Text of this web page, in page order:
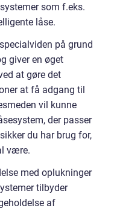
som f.eks.
låse.
på grund
giver en øget
at gøre det
at få adgang til
vil kunne
der passer
du har brug for,
være.
med oplukninger
tilbyder
af